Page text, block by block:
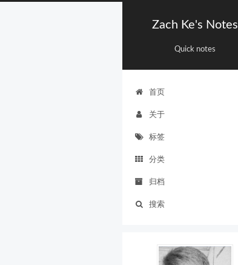
Zach Ke's Notes
Quick notes
首页
关于
标签
分类
归档
搜索